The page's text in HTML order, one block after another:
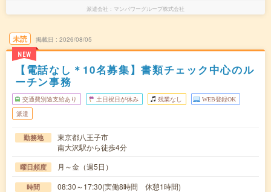
派遣会社 マンパワーグループ株式会社
未読
NEW
掲載日 2026/08/05
【電話なし＊10名募集】書類チェック中心のル
ーチン事務
交通費別途支給あり 土日祝日が休み 残業なし WEB登録OK
派遣
勤務地
東京都八王子市
南大沢駅から徒歩4分
曜日頻度 月～金（週5日）
時間 08:30～17:30(実働8時間 休憩1時間)